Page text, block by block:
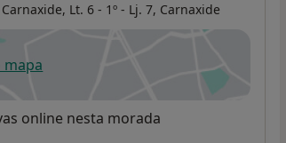
Lt. 6 - 1º - Lj. 7, Carnaxide
mapanum novo separador
online nesta morada